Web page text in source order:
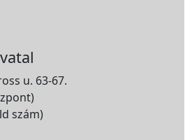
u. 63-67.
szám)